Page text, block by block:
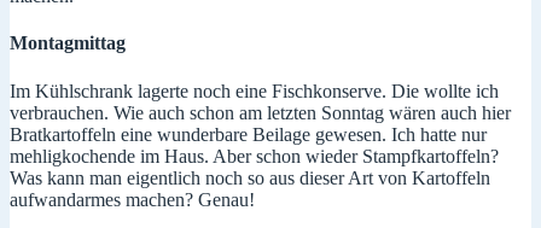
Montagmittag
Im Kühlschrank lagerte noch eine Fischkonserve. Die wollte ich
verbrauchen. Wie auch schon am letzten Sonntag wären auch hier
Bratkartoffeln eine wunderbare Beilage gewesen. Ich hatte nur
mehligkochende im Haus. Aber schon wieder Stampfkartoffeln?
Was kann man eigentlich noch so aus dieser Art von Kartoffeln
aufwandarmes machen? Genau!